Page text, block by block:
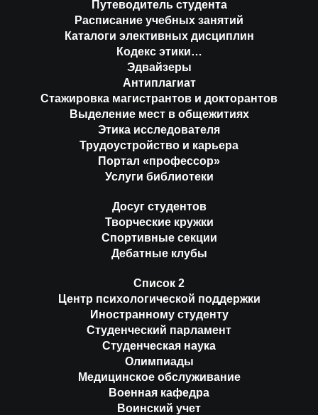
Путеводитель студента
Расписание учебных занятий
Каталоги элективных дисциплин
Кодекс этики…
Эдвайзеры
Антиплагиат
Стажировка магистрантов и докторантов
Выделение мест в общежитиях
Этика исследователя
Трудоустройство и карьера
Портал «профессор»
Услуги библиотеки
Досуг студентов
Творческие кружки
Спортивные секции
Дебатные клубы
Список 2
Центр психологической поддержки
Иностранному студенту
Студенческий парламент
Студенческая наука
Олимпиады
Медицинское обслуживание
Военная кафедра
Воинский учет